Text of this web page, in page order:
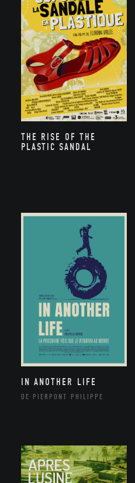
THE RISE OF THE
PLASTIC SANDAL
IN ANOTHER LIFE
DE PIERPONT PHILIPPE